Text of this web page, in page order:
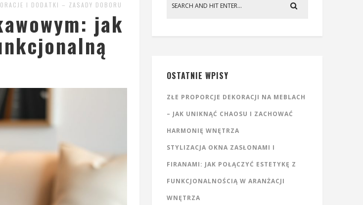
I DODATKI – ZASADY DOBORU
jak
OSTATNIE WPISY
ZŁE PROPORCJE DEKORACJI NA MEBLACH
– JAK UNIKNĄĆ CHAOSU I ZACHOWAĆ
HARMONIĘ WNĘTRZA
STYLIZACJA OKNA ZASŁONAMI I
FIRANAMI: JAK POŁĄCZYĆ ESTETYKĘ Z
FUNKCJONALNOŚCIĄ W ARANŻACJI
WNĘTRZA